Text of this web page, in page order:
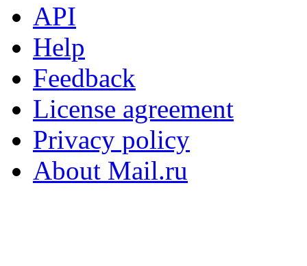
API
Help
Feedback
License agreement
Privacy policy
About Mail.ru